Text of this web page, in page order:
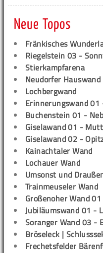
Neue Topos
Fränkisches
Riegelstein 03 -
Stierkampfarena
Neudorfer
Lochbergwand
Erinnerungswand 01
Buchenstein 01 -
Giselawand 01 -
Giselawand 02 -
Kainachtaler Wand
Lochauer Wand
Umsonst und
Trainmeuseler Wand
Großenoher Wand 01
Jubiläumswand 01 -
Soranger Wand 03 -
Bröseleck |
Frechetsfelder